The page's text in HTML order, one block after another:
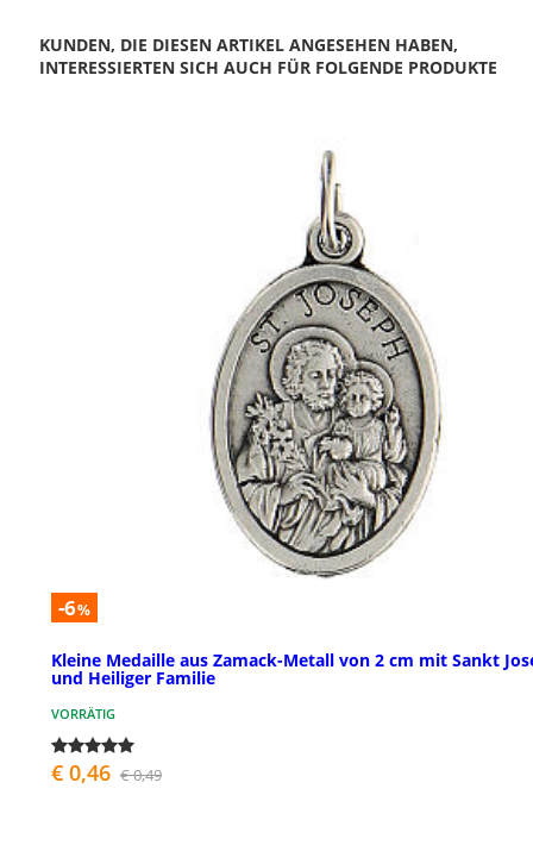
KUNDEN, DIE DIESEN ARTIKEL ANGESEHEN HABEN,
INTERESSIERTEN SICH AUCH FÜR FOLGENDE PRODUKTE
-6%
Kleine Medaille aus Zamack-Metall von 2 cm mit Sankt
und Heiliger Familie
VORRÄTIG
€ 0,46 € 0,49